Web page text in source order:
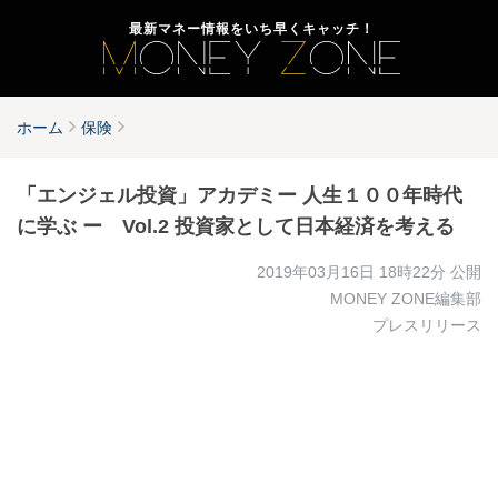
最新マネー情報をいち早くキャッチ！
ホーム 保険
「エンジェル投資」アカデミー 人生１００年時代
に学ぶ ー Vol.2 投資家として日本経済を考える
2019年03月16日 18時22分 公開
MONEY ZONE編集部
プレスリリース